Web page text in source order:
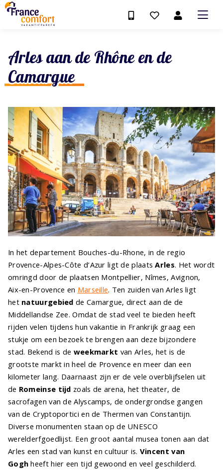
Arles aan de Rhône en de
Camargue
In het departement Bouches-du-Rhone, in de regio
Provence-Alpes-Côte d’Azur ligt de plaatsArles. Het wordt
omringd door de plaatsen Montpellier, Nîmes, Avignon,
Aix-en-Provence en Marseille. Ten zuiden van Arles ligt
het natuurgebied de Camargue, direct aan de de
Middellandse Zee. Omdat de stad veel te bieden heeft
rijden velen tijdens hun vakantie in Frankrijk graag een
stukje om een bezoek te brengen aan deze bijzondere
stad. Bekend is de weekmarkt van Arles, het is de
grootste markt in heel de Provence en meer dan een
kilometer lang. Daarnaast zijn er de vele overblijfselen uit
de Romeinse tijd zoals de arena, het theater, de
sacrofagen van de Alyscamps, de ondergrondse gangen
van de Cryptoportici en de Thermen van Constantijn.
Diverse monumenten staan op de UNESCO
werelderfgoedlijst. Een groot aantal musea tonen aan dat
Arles een stad van kunst en cultuur is. Vincent van
Gogh heeft hier een tijd gewoond en veel geschilderd.